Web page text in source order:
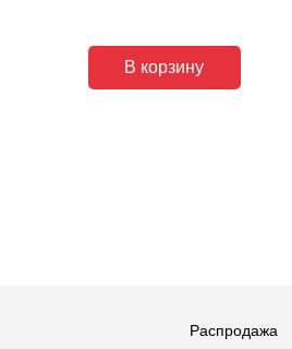
В корзину
Распродажа